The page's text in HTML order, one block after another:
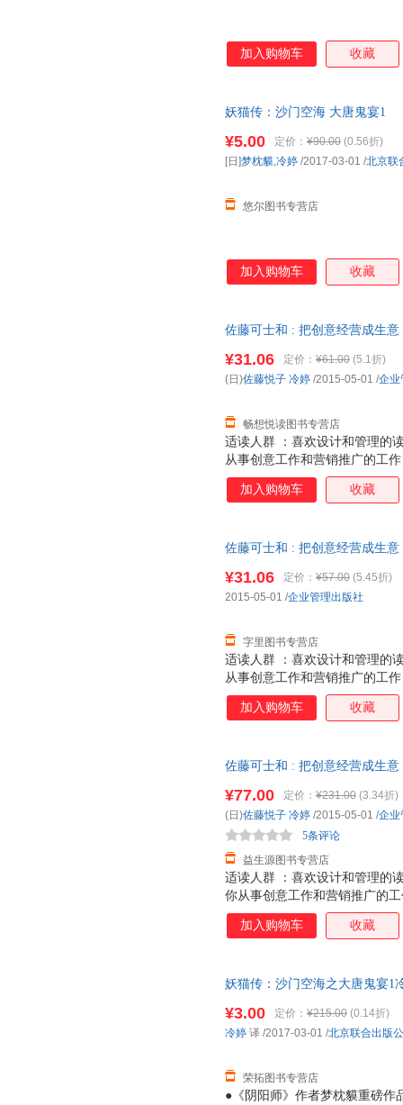
加入购物车 收藏
妖猫传：沙门空海 大唐鬼宴1
¥5.00 定价： ¥90.00 (0.56折)
悠尔图书专营店
[日]梦枕貘,冷婷 /2017-03-01 /北京联
加入购物车 收藏
佐藤可士和 : 把创意经营成生
适读人群 ：喜欢设计和管理的
从事创意工作和营销推广的工
独特风格的设计师到全球知名
作品，但本书从初的创意萌芽
如丝的调研？如何从微观的一
意与营销关键的问题，本书用
关键的细节——本书的独特角度
¥31.06 定价： ¥61.00 (5.1折)
畅想悦读图书专营店
(日)佐藤悦子 冷婷 /2015-05-01 /企业
加入购物车 收藏
佐藤可士和 : 把创意经营成生
适读人群 ：喜欢设计和管理的
从事创意工作和营销推广的工
独特风格的设计师到全球知名
作品，但本书从初的创意萌芽
如丝的调研？如何从微观的一
意与营销关键的问题，本书用
关键的细节——本书的独特角度
¥31.06 定价： ¥57.00 (5.45折)
字里图书专营店
2015-05-01 /企业管理出版社
加入购物车 收藏
佐藤可士和 : 把创意经营成生
适读人群 ：喜欢设计和管理的
你从事创意工作和营销推广的
有独特风格的设计师到全球知
的作品，但本书从最初的创意
进行周密如丝的调研？如何从
求？……关于创意与营销最关键
战案例为你解答。 最关键的
¥77.00 定价： ¥231.00 (3.34折)
益生源图书专营店
5条评论
(日)佐藤悦子 冷婷 /2015-05-01 /企业
加入购物车 收藏
妖猫传：沙门空海之大唐鬼宴1
●《阴阳师》作者梦枕貘重磅作
¥3.00 定价： ¥215.00 (0.14折)
荣拓图书专营店
冷婷 译 /2017-03-01 /北京联合出版